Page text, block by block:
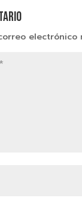
electrónico